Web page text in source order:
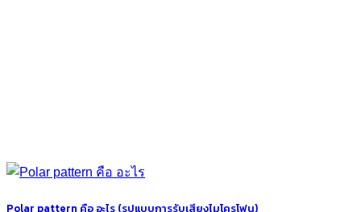
Polar pattern คือ อะไร (รูปแบบการรับเสียงไมโครโฟน)